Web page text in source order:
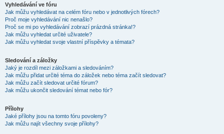
Vyhledávání ve fóru
Jak můžu vyhledávat na celém fóru nebo v jednotlivých fórech?
Proč moje vyhledávání nic nenašlo?
Proč se mi po vyhledávání zobrazí prázdná stránka!?
Jak můžu vyhledat určité uživatele?
Jak můžu vyhledat svoje vlastní příspěvky a témata?
Sledování a záložky
Jaký je rozdíl mezi záložkami a sledováním?
Jak můžu přidat určité téma do záložek nebo téma začít sledovat?
Jak můžu začít sledovat určité fórum?
Jak můžu ukončit sledování témat nebo fór?
Přílohy
Jaké přílohy jsou na tomto fóru povoleny?
Jak můžu najít všechny svoje přílohy?